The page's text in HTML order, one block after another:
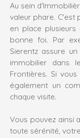
Au sein
valeur phare. C'est
en place
bonne foi. Par
Sierentz assure
immobilier dans
Frontières. Si
également un
chaque visite.
Vous pouvez ainsi
toute sérénité,